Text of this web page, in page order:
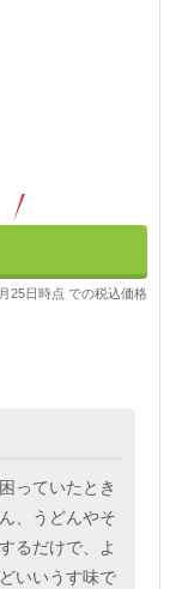
25日時点 での税込価格
っていたとき
、うどんやそ
るだけで、よ
いいうす味で